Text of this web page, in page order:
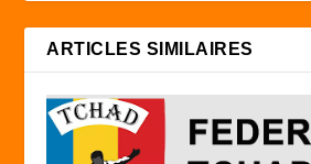
ARTICLES SIMILAIRES